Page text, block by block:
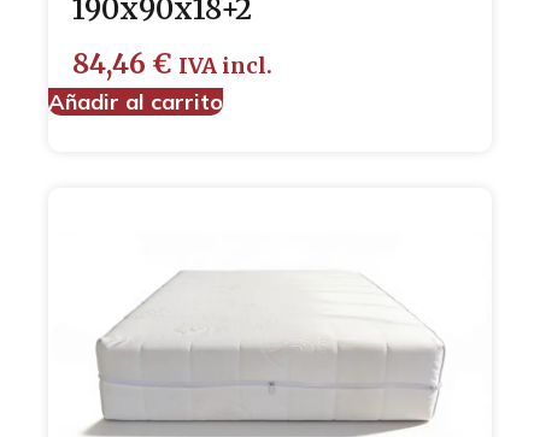
190x90x18+2
84,46 € IVA incl.
Añadir al carrito